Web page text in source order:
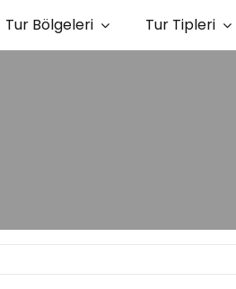
Tur Bölgeleri Tur Tipleri